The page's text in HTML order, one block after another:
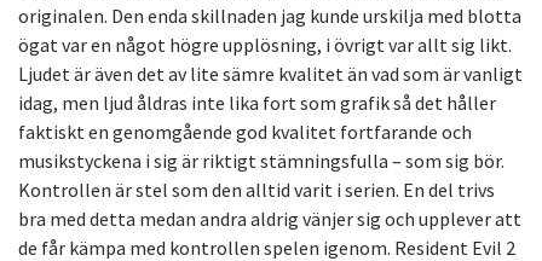
originalen. Den enda skillnaden jag kunde urskilja med blotta
ögat var en något högre upplösning, i övrigt var allt sig likt.
Ljudet är även det av lite sämre kvalitet än vad som är vanligt
idag, men ljud åldras inte lika fort som grafik så det håller
faktiskt en genomgående god kvalitet fortfarande och
musikstyckena i sig är riktigt stämningsfulla – som sig bör.
Kontrollen är stel som den alltid varit i serien. En del trivs
bra med detta medan andra aldrig vänjer sig och upplever att
de får kämpa med kontrollen spelen igenom. Resident Evil 2